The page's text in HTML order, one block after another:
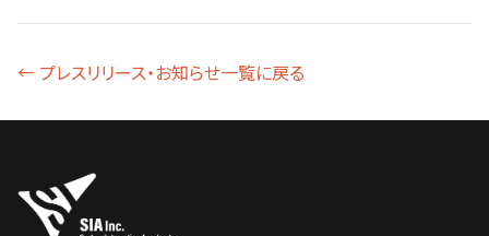
← プレスリリース・お知らせ一覧に戻る